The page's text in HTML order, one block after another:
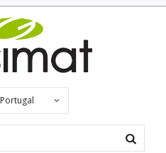
Portugal